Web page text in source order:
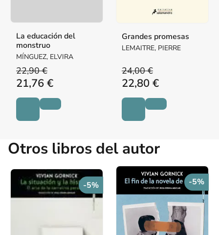
La educación del
monstruo
MÍNGUEZ, ELVIRA
22,90 €
21,76 €
Grandes promesas
LEMAITRE, PIERRE
24,00 €
22,80 €
Otros libros del autor
-5% -5%